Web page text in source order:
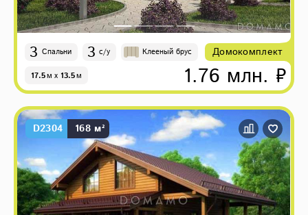
3 Спальни 3 с/у Клееный брус
17.5м x 13.5м
Домокомплект
1.76 млн. ₽
D2304 168 м²